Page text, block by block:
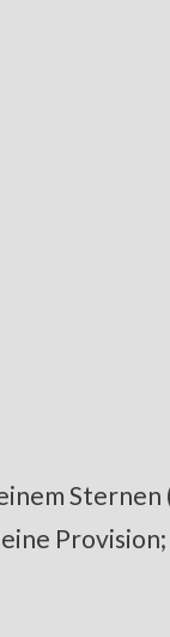
Sternen